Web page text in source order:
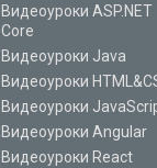
Видеоуроки ASP.NET
Core
Видеоуроки Java
Видеоуроки
Видеоуроки
Видеоуроки Angular
Видеоуроки React